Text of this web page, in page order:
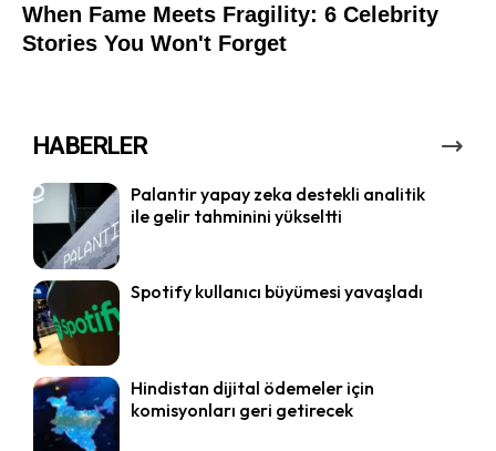
HABERLER
Palantir yapay zeka destekli analitik
ile gelir tahminini yükseltti
Spotify kullanıcı büyümesi yavaşladı
Hindistan dijital ödemeler için
komisyonları geri getirecek